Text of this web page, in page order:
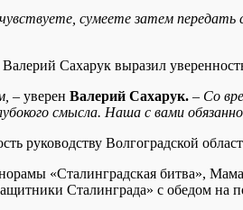
сумеете затем передать
Сахарук выразил
– уверен Валерий Сахарук. – Со
смысла. Наша с вами
руководству Волгоградской
«Сталинградская битва»,
Сталинграда» с обедом на